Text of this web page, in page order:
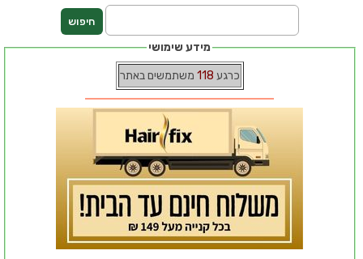
מידע שימושי
כרגע 118 משתמשים באתר